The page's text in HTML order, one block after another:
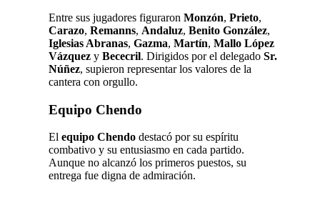
Entre sus jugadores figuraron Monzón, Prieto,
Carazo, Remanns, Andaluz, Benito González,
Iglesias Abranas, Gazma, Martín, Mallo López
Vázquez y Bececril. Dirigidos por el delegado Sr.
Núñez, supieron representar los valores de la
cantera con orgullo.
Equipo Chendo
El equipo Chendo destacó por su espíritu
combativo y su entusiasmo en cada partido.
Aunque no alcanzó los primeros puestos, su
entrega fue digna de admiración.